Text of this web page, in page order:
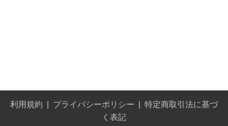
利用規約 プライバシーポリシー
特定商取引法に基づ
く表記